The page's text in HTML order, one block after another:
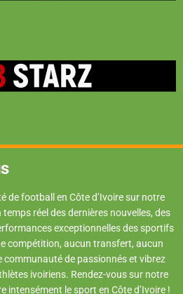
de football en Côte d’Ivoire sur notre
réel des dernières nouvelles, des
exceptionnelles des sportifs
compétition, aucun transfert, aucun
de passionnés et vibrez
ivoiriens. Rendez-vous sur notre
intensément le sport en Côte d’Ivoire !